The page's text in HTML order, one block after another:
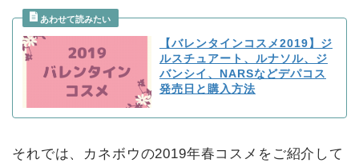
【バレンタインコスメ2019】ジ
ルスチュアート、ルナソル、ジ
バンシイ、NARSなどデパコス
発売日と購入方法
それでは、カネボウの2019年春コスメをご紹介して